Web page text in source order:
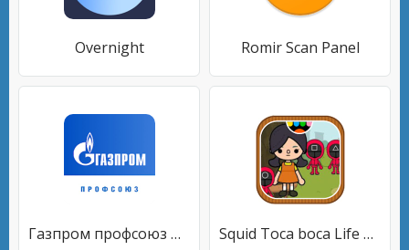
Overnight Romir Scan Panel
Газпром профсоюз ПРИВИЛЕГИЯ Squid Toca boca Life Advice